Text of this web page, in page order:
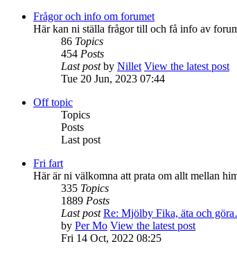
Frågor och info om forumet
Här kan ni ställa frågor till och få info av
86 Topics
454 Posts
Last postby Nillet View the latest post
Tue 20 Jun, 2023 07:44
Off topic
Topics
Posts
Last post
Fri fart
Här är ni välkomna att prata om allt mellan
335 Topics
1889 Posts
Last post Re: Mjölby Fika, äta och
by Per Mo View the latest post
Fri 14 Oct, 2022 08:25